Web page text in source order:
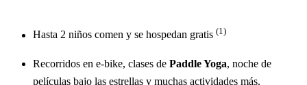
Hasta 2 niños comen y se hospedan gratis (1)
Recorridos en e-bike, clases de Paddle Yoga, noche de
películas bajo las estrellas y muchas actividades más.